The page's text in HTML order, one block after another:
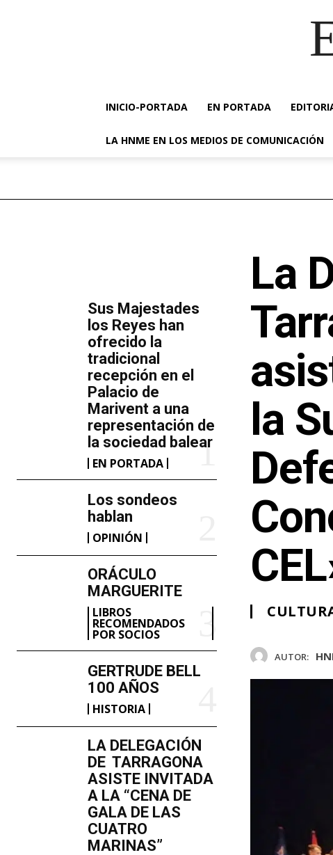
INICIO-PORTADA EN PORTADA
LA HNME EN LOS MEDIOS DE COMUNICACIÓN
​Sus Majestades
los Reyes han
ofrecido la
tradicional
recepción en el
Palacio de
Marivent​ a una
representación de
la sociedad balear
EN PORTADA
Los sondeos
hablan
OPINIÓN
ORÁCULO
MARGUERITE
LIBROS
RECOMENDADOS
POR SOCIOS
GERTRUDE BELL
100 AÑOS
HISTORIA
LA DELEGACIÓN
DE TARRAGONA
ASISTE INVITADA
A LA “CENA DE
GALA DE LAS
CUATRO
MARINAS”
La
la
AUTOR: